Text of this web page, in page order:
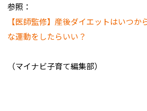
参照：
【医師監修】産後ダイエットはいつか
な運動をしたらいい？
（マイナビ子育て編集部）